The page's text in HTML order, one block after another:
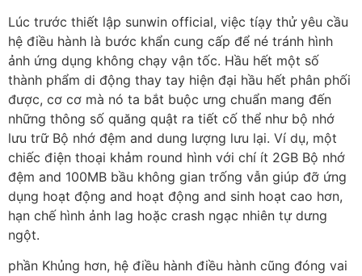
Lúc trước thiết lập sunwin official, việc tíạy thử yêu cầu
hệ điều hành là bước khẩn cung cấp để né tránh hình
ảnh ứng dụng không chạy vận tốc. Hầu hết một số
thành phẩm di động thay tay hiện đại hầu hết phân phối
được, cơ cơ mà nó ta bắt buộc ưng chuẩn mang đến
những thông số quăng quật ra tiết cố thể như bộ nhớ
lưu trữ Bộ nhớ đệm and dung lượng lưu lại. Ví dụ, một
chiếc điện thoại khảm round hình với chí ít 2GB Bộ nhớ
đệm and 100MB bầu không gian trống vẫn giúp đỡ ứng
dụng hoạt động and hoạt động and sinh hoạt cao hơn,
hạn chế hình ảnh lag hoặc crash ngạc nhiên tự dưng
ngột.
phần Khủng hơn, hệ điều hành điều hành cũng đóng vai